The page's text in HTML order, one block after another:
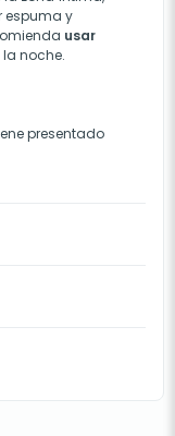
espuma y
usar
noche.
presentado